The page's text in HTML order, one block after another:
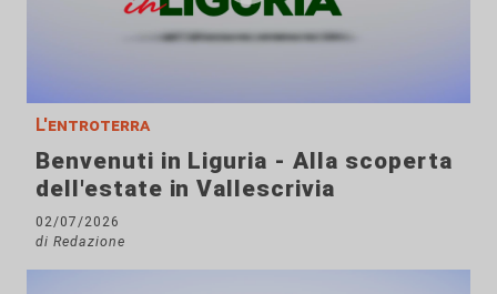
L'entroterra
Benvenuti in Liguria - Alla scoperta
dell'estate in Vallescrivia
02/07/2026
di Redazione